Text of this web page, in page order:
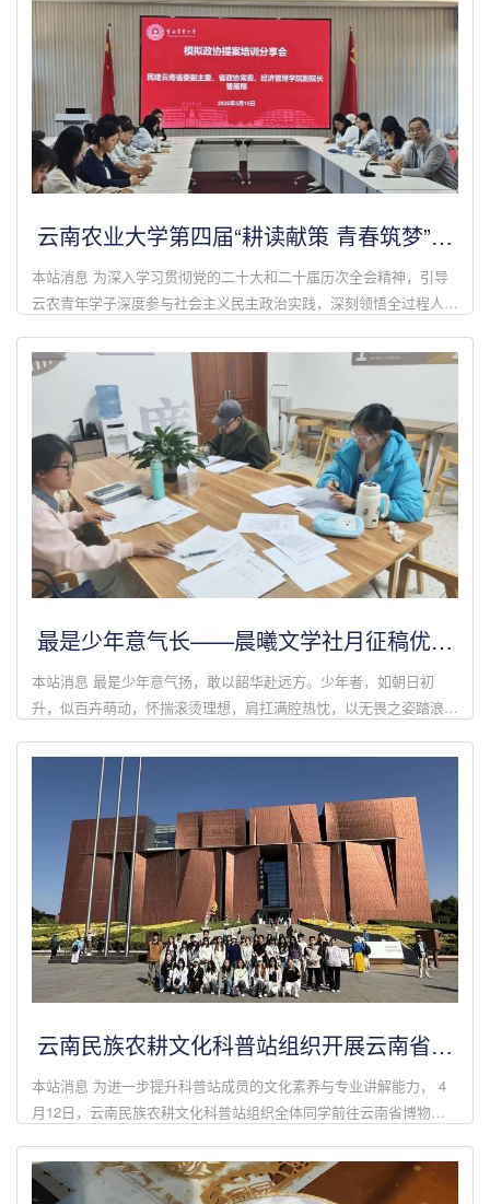
云南农业大学第四届“耕读献策 青春筑梦”学
本站消息 为深入学习贯彻党的二十大和二十届历次全会精神，引导
云农青年学子深度参与社会主义民主政治实践，深刻领悟全过程人民
“耕读献策 青春筑...
最是少年意气长——晨曦文学社月征稿优秀
本站消息 最是少年意气扬，敢以韶华赴远方。少年者，如朝日初
升，似百卉萌动，怀揣滚烫理想，肩扛满腔热忱，以无畏之姿踏浪而
燃不尽的火光，是面对...
云南民族农耕文化科普站组织开展云南省博
本站消息 为进一步提升科普站成员的文化素养与专业讲解能力， 4
月12日，云南民族农耕文化科普站组织全体同学前往云南省博物馆
导与讲解下，同学们有...